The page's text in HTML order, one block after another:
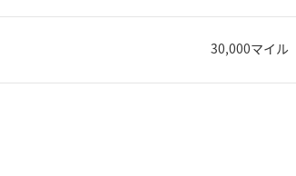
30,000マイル